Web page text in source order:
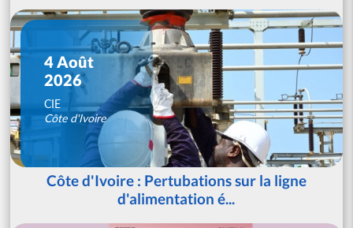
4 Août
2026
CIE
Côte d'Ivoire
Côte d'Ivoire : Pertubations sur la ligne
d'alimentation é...